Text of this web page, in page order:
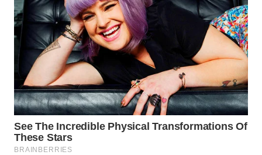
WN
SIMALUNGUN
WN
LABUHANBATU
WN
TAPANULI
TENGAH
WN DELI